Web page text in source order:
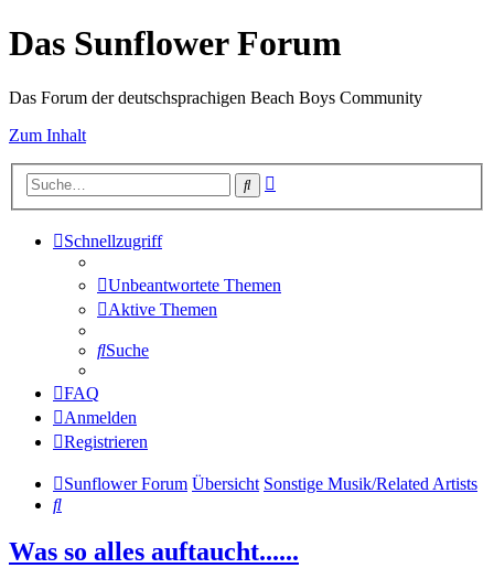
Das Sunflower Forum
Das Forum der deutschsprachigen Beach Boys Community
Zum Inhalt
Suche
Schnellzugriff
Unbeantwortete Themen
Aktive Themen
Suche
FAQ
Anmelden
Registrieren
Sunflower Forum Übersicht Sonstige Musik/Related Artists
Suche
Was so alles auftaucht......